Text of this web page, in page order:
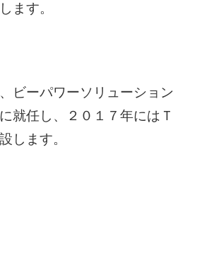
ます。
ビーパワーソリューション
就任し、２０１７年にはＴ
します。